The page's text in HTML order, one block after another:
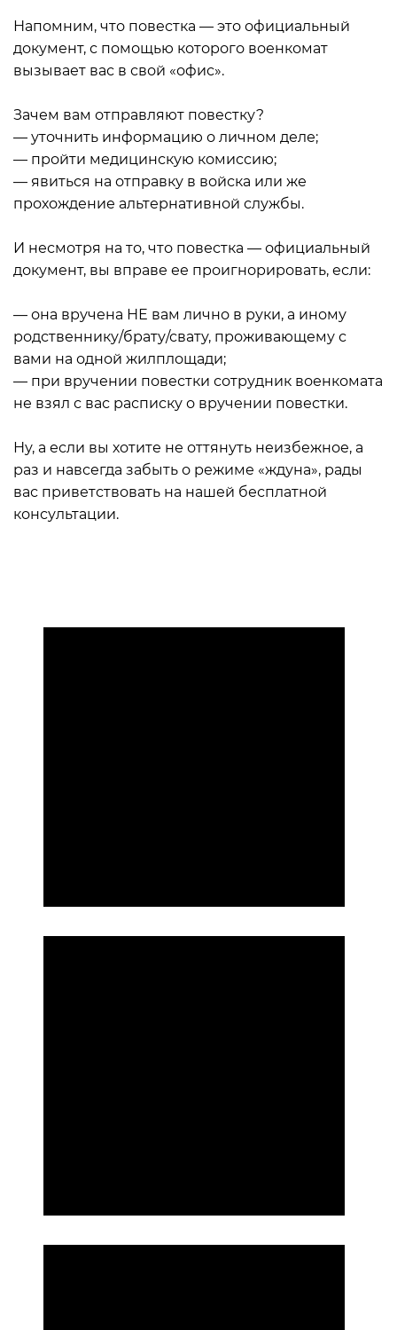
Напомним, что повестка — это официальный
документ, с помощью которого военкомат
вызывает вас в свой «офис».
Зачем вам отправляют повестку?
— уточнить информацию о личном деле;
— пройти медицинскую комиссию;
— явиться на отправку в войска или же
прохождение альтернативной службы.
И несмотря на то, что повестка — официальный
документ, вы вправе ее проигнорировать, если:
— она вручена НЕ вам лично в руки, а иному
родственнику/брату/свату, проживающему с
вами на одной жилплощади;
— при вручении повестки сотрудник военкомата
не взял с вас расписку о вручении повестки.
Ну, а если вы хотите не оттянуть неизбежное, а
раз и навсегда забыть о режиме «ждуна», рады
вас приветствовать на нашей бесплатной
консультации.